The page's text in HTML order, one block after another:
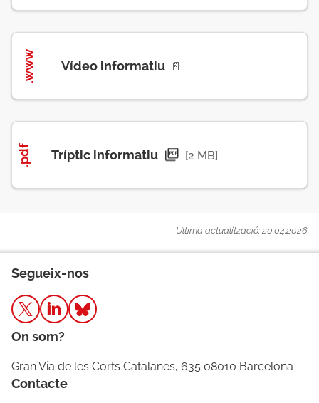
.www Vídeo informatiu 📄
.pdf Tríptic informatiu [2 MB]
Ultima actualització: 20.04.2026
Segueix-nos
On som?
Gran Via de les Corts Catalanes, 635 08010 Barcelona
Contacte